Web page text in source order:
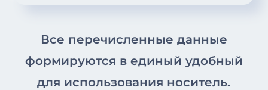
Все перечисленные данные
формируются в единый удобный
для использования носитель.